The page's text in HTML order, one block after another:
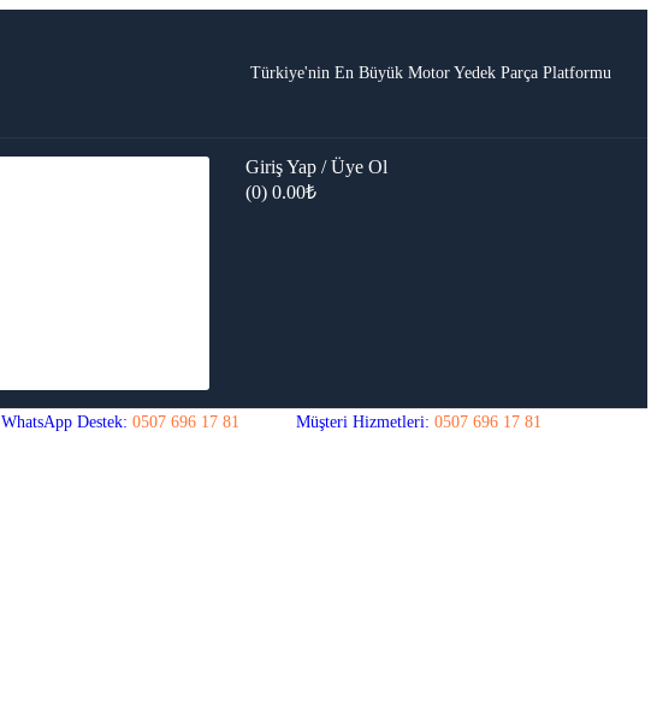
Türkiye'nin En Büyük Motor Yedek Parça Platformu
Giriş Yap / Üye Ol
(0) 0.00₺
WhatsApp Destek: 0507 696 17 81 Müşteri Hizmetleri: 0507 696 17 81